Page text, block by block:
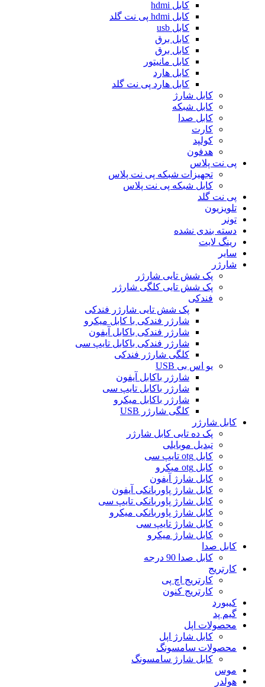
کابل hdmi
کابل hdmi پی نت گلد
کابل usb
کابل برق
کابل برق
کابل مانیتور
کابل هارد
کابل هارد پی نت گلد
کابل شارژ
کابل شبکه
کابل صدا
کارت
کولپد
هدفون
پی نت پلاس
تجهیزات شبکه پی نت پلاس
کابل شبکه پی نت پلاس
پی نت گلد
تلویزیون
تونر
دسته بندی نشده
رینگ لایت
سایر
شارژر
پک شش تایی شارژر
پک شش تایی کلگی شارژر
فندکی
پک شش تایی شارژر فندکی
شارژر فندکی با کابل میکرو
شارژر فندکی باکابل آیفون
شارژر فندکی باکابل تایپ سی
کلگی شارژر فندکی
یو اس بی USB
شارژر باکابل آیفون
شارژر باکابل تایپ سی
شارژر باکابل میکرو
کلگی شارژر USB
کابل شارژر
پک ده تایی کابل شارژر
تبدیل موبایلی
کابل otg تایپ سی
کابل otg میکرو
کابل شارژ آیفون
کابل شارژ پاوربانکی آیفون
کابل شارژ پاوربانکی تایپ سی
کابل شارژ پاوربانکی میکرو
کابل شارژ تایپ سی
کابل شارژ میکرو
کابل صدا
کابل صدا 90 درجه
کارتریج
کارتریج اچ پی
کارتریج کنون
کیبورد
گیم پد
محصولات اپل
کابل شارژ اپل
محصولات سامسونگ
کابل شارژ سامسونگ
موس
هولدر